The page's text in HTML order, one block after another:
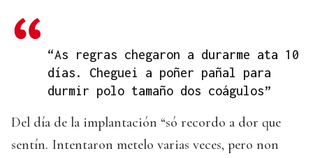
“As regras chegaron a durarme ata 10
días. Cheguei a poñer pañal para
durmir polo tamaño dos coágulos”
Del día de la implantación “só recordo a dor que
sentín. Intentaron metelo varias veces, pero non